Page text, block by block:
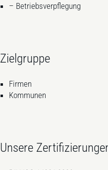
– Betriebsverpflegung
Zielgruppe
Firmen
Kommunen
Unsere